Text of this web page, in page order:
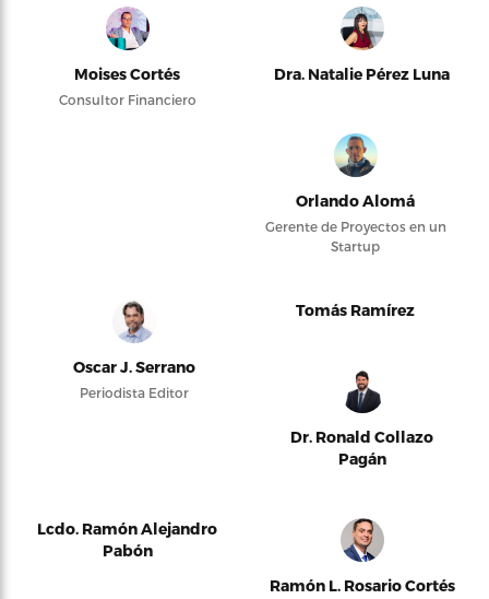
Moises Cortés
Consultor Financiero
Dra. Natalie Pérez Luna
Orlando Alomá
Gerente de Proyectos en un
Startup
Oscar J. Serrano
Periodista Editor
Tomás Ramírez
Dr. Ronald Collazo
Pagán
Lcdo. Ramón Alejandro
Pabón
Ramón L. Rosario Cortés